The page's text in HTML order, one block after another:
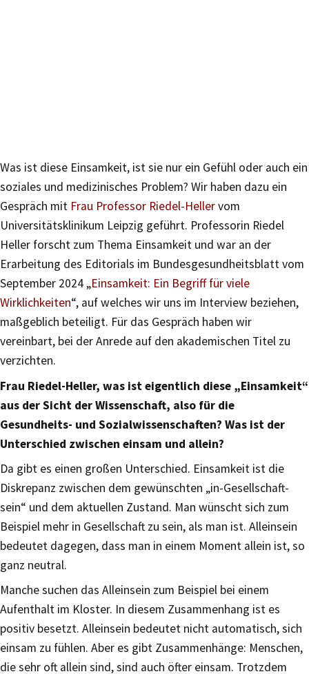
Was ist diese Einsamkeit, ist sie nur ein Gefühl oder auch ein
soziales und medizinisches Problem? Wir haben dazu ein
Gespräch mit Frau Professor Riedel-Hellervom
Universitätsklinikum Leipzig geführt. Professorin Riedel
Heller forscht zum Thema Einsamkeit und war an der
Erarbeitung des Editorials im Bundesgesundheitsblatt vom
September 2024 „Einsamkeit: Ein Begriff für viele
Wirklichkeiten“, auf welches wir uns im Interview beziehen,
maßgeblich beteiligt. Für das Gespräch haben wir
vereinbart, bei der Anrede auf den akademischen Titel zu
verzichten.
Frau Riedel-Heller, was ist eigentlich diese „Einsamkeit“
aus der Sicht der Wissenschaft, also für die
Gesundheits- und Sozialwissenschaften? Was ist der
Unterschied zwischen einsam und allein?
Da gibt es einen großen Unterschied. Einsamkeit ist die
Diskrepanz zwischen dem gewünschten „in-Gesellschaft-
sein“ und dem aktuellen Zustand. Man wünscht sich zum
Beispiel mehr in Gesellschaft zu sein, als man ist. Alleinsein
bedeutet dagegen, dass man in einem Moment allein ist, so
ganz neutral.
Manche suchen das Alleinsein zum Beispiel bei einem
Aufenthalt im Kloster. In diesem Zusammenhang ist es
positiv besetzt. Alleinsein bedeutet nicht automatisch, sich
einsam zu fühlen. Aber es gibt Zusammenhänge: Menschen,
die sehr oft allein sind, sind auch öfter einsam. Trotzdem